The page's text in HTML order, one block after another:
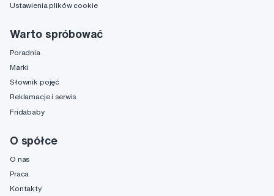
Ustawienia plików cookie
Warto spróbować
Poradnia
Marki
Słownik pojęć
Reklamacje i serwis
Fridababy
O spółce
O nas
Praca
Kontakty